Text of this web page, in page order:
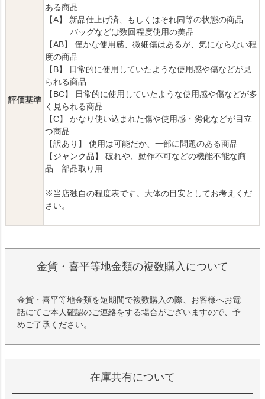
評価基準
ある商品
【A】 新品仕上げ済、もしくはそれ同等の状態の商品
バッグなどは数回程度使用の美品
【AB】 僅かな使用感、微細傷はあるが、気にならない程
度の商品
【B】 日常的に使用していたような使用感や傷などが見
られる商品
【BC】 日常的に使用していたような使用感や傷などが多
く見られる商品
【C】 かなり使い込まれた傷や使用感・劣化などが目立
つ商品
【訳あり】 使用は可能だか、一部に問題のある商品
【ジャンク品】 破れや、動作不可などの機能不能な商
品 部品取り用
※当店独自の程度表です。大体の目安としてお考えくだ
さい。
金貨・喜平等地金類の複数購入について
金貨・喜平等地金類を短期間で複数購入の際、お客様へお電
話にてご本人確認のご連絡をする場合がございますので、予
めご了承ください。
在庫共有について